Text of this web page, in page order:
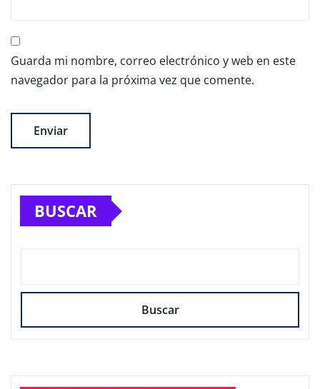
Guarda mi nombre, correo electrónico y web en este
navegador para la próxima vez que comente.
BUSCAR
Buscar